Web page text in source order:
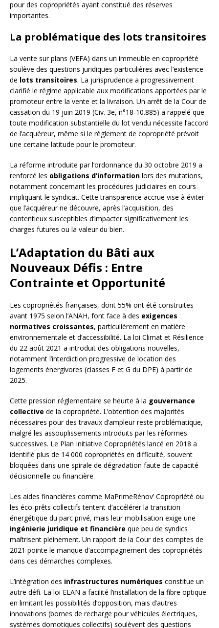
pour des copropriétés ayant constitué des réserves
importantes.
La problématique des lots transitoires
La vente sur plans (VEFA) dans un immeuble en copropriété
soulève des questions juridiques particulières avec l’existence
de lots transitoires. La jurisprudence a progressivement
clarifié le régime applicable aux modifications apportées par le
promoteur entre la vente et la livraison. Un arrêt de la Cour de
cassation du 19 juin 2019 (Civ. 3e, n°18-10.885) a rappelé que
toute modification substantielle du lot vendu nécessite l’accord
de l’acquéreur, même si le règlement de copropriété prévoit
une certaine latitude pour le promoteur.
La réforme introduite par l’ordonnance du 30 octobre 2019 a
renforcé les obligations d’information lors des mutations,
notamment concernant les procédures judiciaires en cours
impliquant le syndicat. Cette transparence accrue vise à éviter
que l’acquéreur ne découvre, après l’acquisition, des
contentieux susceptibles d’impacter significativement les
charges futures ou la valeur du bien.
L’Adaptation du Bâti aux
Nouveaux Défis : Entre
Contrainte et Opportunité
Les copropriétés françaises, dont 55% ont été construites
avant 1975 selon l’ANAH, font face à des exigences
normatives croissantes, particulièrement en matière
environnementale et d’accessibilité. La loi Climat et Résilience
du 22 août 2021 a introduit des obligations nouvelles,
notamment l’interdiction progressive de location des
logements énergivores (classes F et G du DPE) à partir de
2025.
Cette pression réglementaire se heurte à la gouvernance
collective de la copropriété. L’obtention des majorités
nécessaires pour des travaux d’ampleur reste problématique,
malgré les assouplissements introduits par les réformes
successives. Le Plan Initiative Copropriétés lancé en 2018 a
identifié plus de 14 000 copropriétés en difficulté, souvent
bloquées dans une spirale de dégradation faute de capacité
décisionnelle ou financière.
Les aides financières comme MaPrimeRénov’ Copropriété ou
les éco-prêts collectifs tentent d’accélérer la transition
énergétique du parc privé, mais leur mobilisation exige une
ingénierie juridique et financière que peu de syndics
maîtrisent pleinement. Un rapport de la Cour des comptes de
2021 pointe le manque d’accompagnement des copropriétés
dans ces démarches complexes.
L’intégration des infrastructures numériques constitue un
autre défi. La loi ELAN a facilité l’installation de la fibre optique
en limitant les possibilités d’opposition, mais d’autres
innovations (bornes de recharge pour véhicules électriques,
systèmes domotiques collectifs) soulèvent des questions